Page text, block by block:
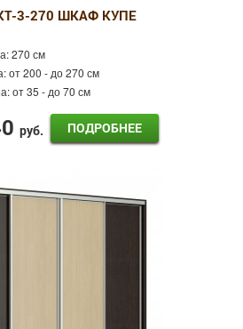
3-270 ШКАФ КУПЕ
270 см
от 200 - до 270 см
от 35 - до 70 см
руб. ПОДРОБНЕЕ